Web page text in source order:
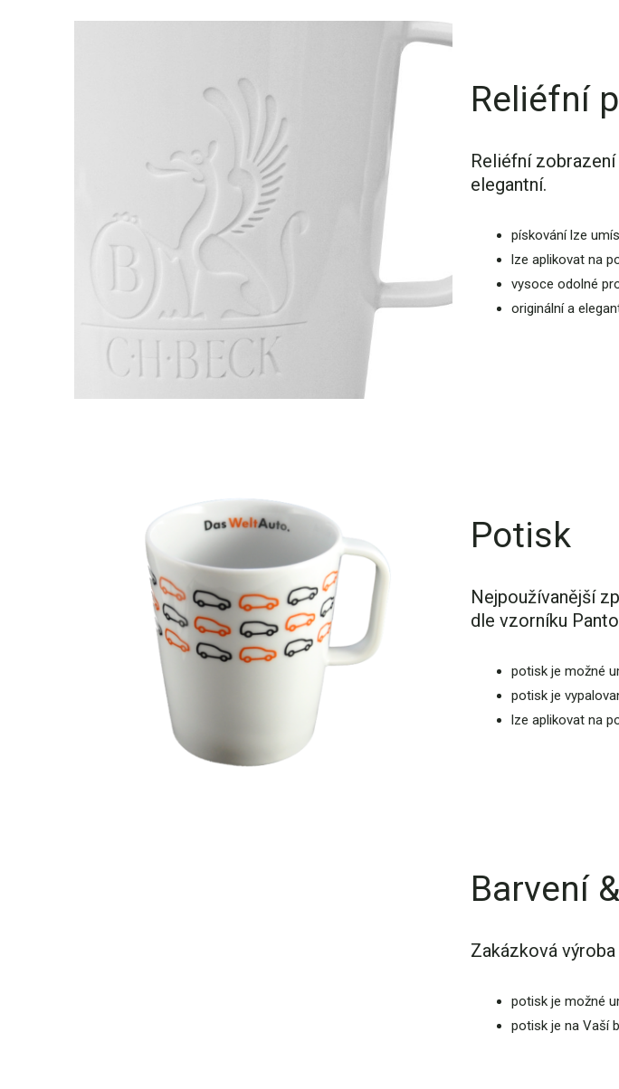
Reliéfní
Reliéfní
elegantní.
pískování lze
lze aplikovat na
vysoce odolné
originální a
Potisk
Nejpoužívanější
dle vzorníku
potisk je možné
potisk je
lze aplikovat na
Barvení
Zakázková
potisk je možné
potisk je na Vaší